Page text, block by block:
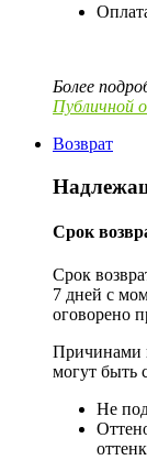
Более
Публичной
Возврат
Срок
Срок
7 дней с
оговорено
Причинами
могут быть
Не